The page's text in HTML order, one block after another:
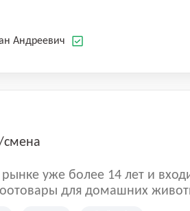
Андреевич
смена
уже более 14 лет и
для домашних